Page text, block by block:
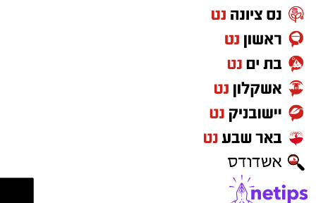
העם כולה
עם זאת, מתוך המשבר נולד הרצון לשמור על
שלמותם של שנים־עשר השבטים. ובמסורת
היהודית, ט״ו באב, בו בנות ישראל יצאו במחולות
ומצאו בן זוג , מסמל את המעבר משנאה פילוג אל
החיבור, האהבה, הזוגיות ויצירת עתיד חדש .
בדומה לכך, תשעה באב מספר סיפור של חורבן
שנולד, בין היתר, מתוך קרע פנימי.
אנו מתאבלים על חורבן בתי המקדש הראשון והשני
וקוראים את מגילת איכה, שנפתחת במילה אחת,